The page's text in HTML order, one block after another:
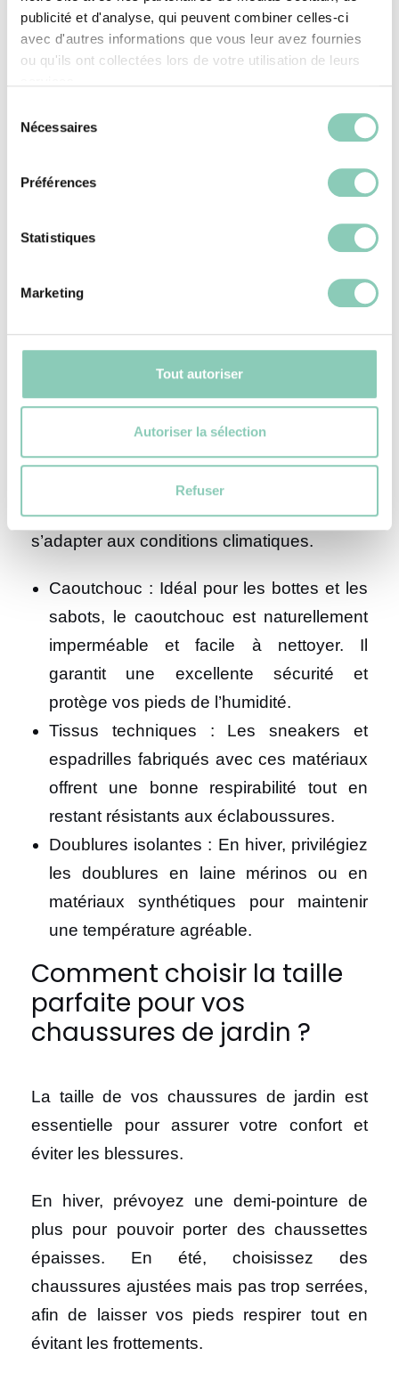
publicité et d'analyse, qui peuvent combiner celles-ci
avec d'autres informations que vous leur avez fournies
ou qu'ils ont collectées lors de votre utilisation de leurs
Nécessaires
Préférences
Statistiques
Marketing
Tout autoriser
Autoriser la sélection
Refuser
de protection, choisissez des modèles
imperméables ou renforcés.
jardin d’été
Même en été, l’entretien de vos chaussures
est important. Après chaque utilisation,
essuyez-les avec un chiffon humide pour
éliminer la poussière ou la terre. Les sabots
et bottes en caoutchouc peuvent être rincés
Pourquoi le choix des
matériaux est crucial ?
Le choix des matériaux de vos chaussures
de jardin joue un rôle déterminant pour leur
durabilité, leur confort, et leur capacité à
s’adapter aux conditions climatiques.
Caoutchouc : Idéal pour les bottes et les
sabots, le caoutchouc est naturellement
imperméable et facile à nettoyer. Il
garantit une excellente sécurité et
protège vos pieds de l’humidité.
Tissus techniques : Les sneakers et
espadrilles fabriqués avec ces matériaux
offrent une bonne respirabilité tout en
restant résistants aux éclaboussures.
Doublures isolantes : En hiver, privilégiez
les doublures en laine mérinos ou en
matériaux synthétiques pour maintenir
une température agréable.
Comment choisir la taille
parfaite pour vos
chaussures de jardin ?
La taille de vos chaussures de jardin est
essentielle pour assurer votre confort et
éviter les blessures.
En hiver, prévoyez une demi-pointure de
plus pour pouvoir porter des chaussettes
épaisses. En été, choisissez des
chaussures ajustées mais pas trop serrées,
afin de laisser vos pieds respirer tout en
évitant les frottements.